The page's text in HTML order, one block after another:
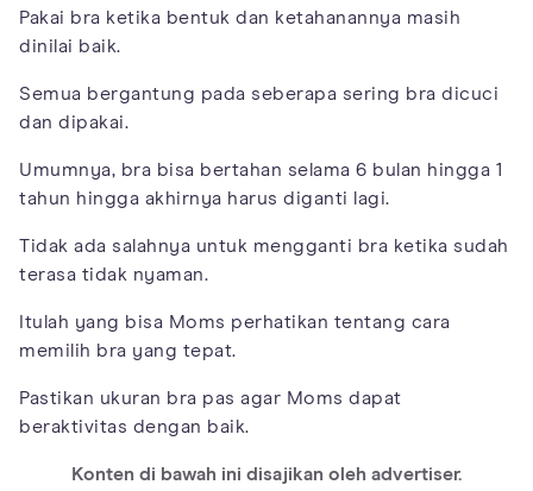
Pakai bra ketika bentuk dan ketahanannya masih
dinilai baik.
Semua bergantung pada seberapa sering bra dicuci
dan dipakai.
Umumnya, bra bisa bertahan selama 6 bulan hingga 1
tahun hingga akhirnya harus diganti lagi.
Tidak ada salahnya untuk mengganti bra ketika sudah
terasa tidak nyaman.
Itulah yang bisa Moms perhatikan tentang cara
memilih bra yang tepat.
Pastikan ukuran bra pas agar Moms dapat
beraktivitas dengan baik.
Konten di bawah ini disajikan oleh advertiser.